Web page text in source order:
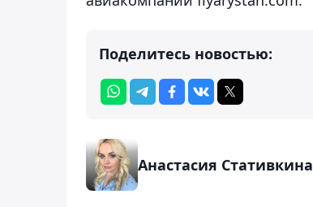
Поделитесь новостью:
Анастасия Стативкина